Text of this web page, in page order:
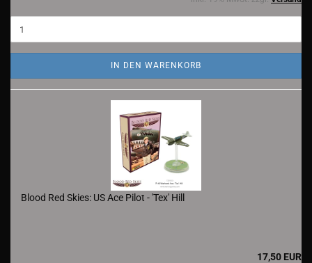
IN DEN WARENKORB
Blood Red Skies: US Ace Pilot - 'Tex' Hill
17,50 EUR